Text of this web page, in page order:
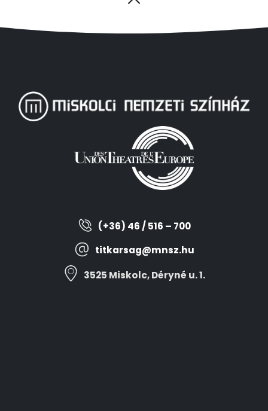
(+36) 46 / 516 – 700
titkarsag@mnsz.hu
3525 Miskolc, Déryné u. 1.